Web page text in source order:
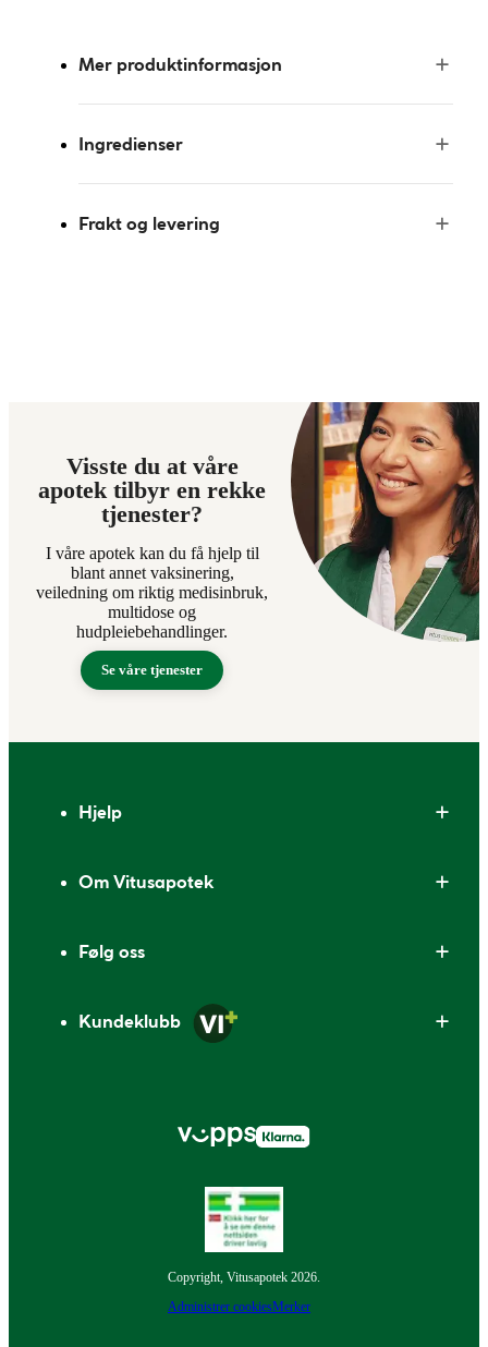
Mer produktinformasjon
Ingredienser
Frakt og levering
Visste du at våre
apotek tilbyr en rekke
tjenester?
I våre apotek kan du få hjelp til
blant annet vaksinering,
veiledning om riktig medisinbruk,
multidose og
hudpleiebehandlinger.
Se våre tjenester
Hjelp
Om Vitusapotek
Følg oss
Kundeklubb
Copyright, Vitusapotek 2026.
Administrer cookiesMerker